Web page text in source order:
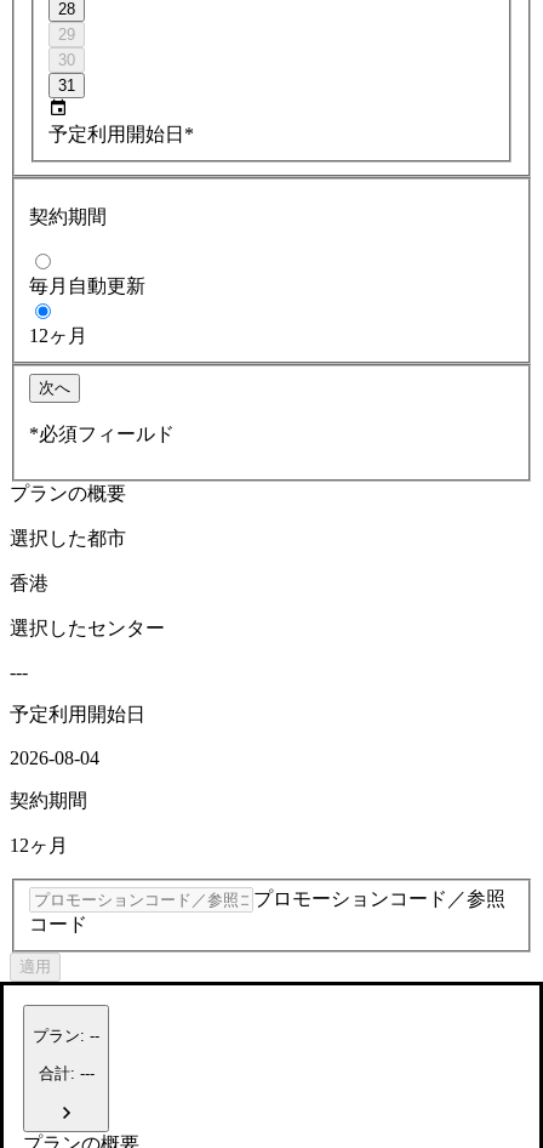
28
29
30
31
予定利用開始日*
契約期間
毎月自動更新
12ヶ月
次へ
*必須フィールド
プランの概要
選択した都市
香港
選択したセンター
---
予定利用開始日
2026-08-04
契約期間
12ヶ月
プロモーションコード／参照
コード
適用
プラン: --
合計: ---